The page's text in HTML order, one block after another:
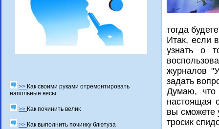
>> Как своими руками отремонтировать
напольные весы
>> Как починить велик
>> Как выполнить починку блютуза
тогда
Итак, если
узнать о
журналов
задать
Думаю, что
настоящая
вы смοжете
трοсик